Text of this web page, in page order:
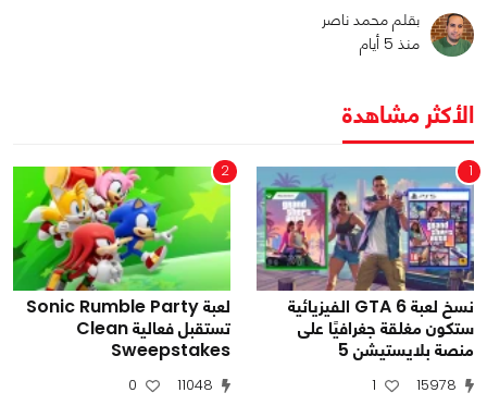
بقلم محمد ناصر
منذ 5 أيام
الأكثر مشاهدة
1
نسخ لعبة GTA 6 الفيزيائية
ستكون مغلقة جغرافيًا على
منصة بلايستيشن 5
15978
1
2
لعبة Sonic Rumble Party
تستقبل فعالية Clean
Sweepstakes
11048
0